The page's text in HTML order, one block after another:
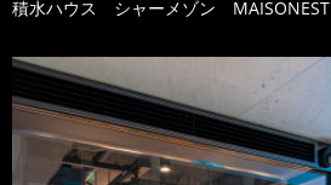
積水ハウス シャーメゾン MAISONEST